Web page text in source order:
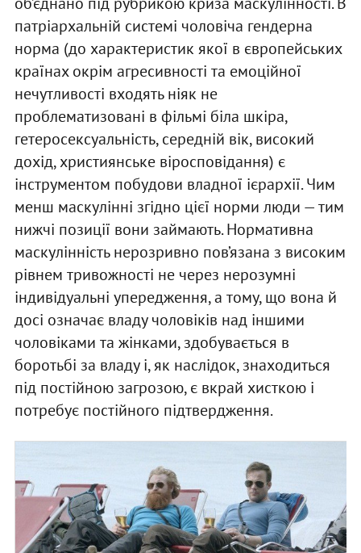
патріархальній системі чоловіча гендерна
норма (до характеристик якої в європейських
країнах окрім агресивності та емоційної
нечутливості входять ніяк не
проблематизовані в фільмі біла шкіра,
гетеросексуальність, середній вік, високий
дохід, християнське віросповідання) є
інструментом побудови владної ієрархії. Чим
менш маскулінні згідно цієї норми люди — тим
нижчі позиції вони займають. Нормативна
маскулінність нерозривно пов’язана з високим
рівнем тривожності не через нерозумні
індивідуальні упередження, а тому, що вона й
досі означає владу чоловіків над іншими
чоловіками та жінками, здобувається в
боротьбі за владу і, як наслідок, знаходиться
під постійною загрозою, є вкрай хисткою і
потребує постійного підтвердження.